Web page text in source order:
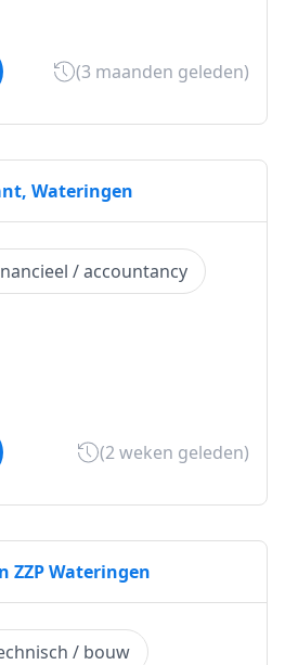
(3 maanden geleden)
Wateringen
/ accountancy
(2 weken geleden)
Wateringen
/ bouw